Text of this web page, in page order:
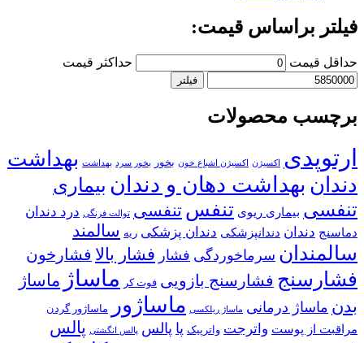
فیلتر براساس قیمت:
حداقل قیمت حداکثر قیمت
فیلتر
برچسب محصولات
ارتوپدی اکسیژن اکسیژن اشباع خون بخور بخور سرد بهداشت بهداشت
دندان بهداشت دهان و دندان بیماری
تنفسی بیماری ریوی تنفس تنفسی توالت فرنگی درد دندان
دماسنج دندان دندانپزشکی دندان پزشکی ریه سالمند
سالمندان سرماخوردگی فشار فشار بالا فشارخون
فشارسنج فشارسنج بازویی فوت کر ماساژ ماساژ
بدن ماساژ درمانی ماساژ ریلکسی ماساژور ماساژور گردن
مراقبت از پوست واترجت واترپیک پا پالس پالس انگشتی پالس